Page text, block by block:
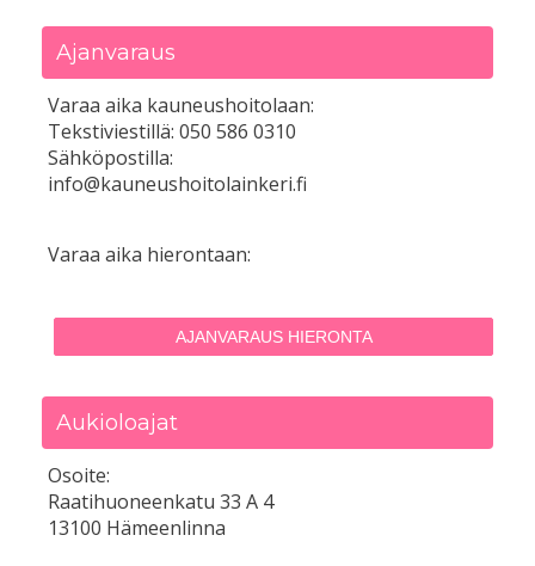
Ajanvaraus
Varaa aika kauneushoitolaan:
Tekstiviestillä: 050 586 0310
Sähköpostilla:
info@kauneushoitolainkeri.fi
Varaa aika hierontaan:
AJANVARAUS HIERONTA
Aukioloajat
Osoite:
Raatihuoneenkatu 33 A 4
13100 Hämeenlinna